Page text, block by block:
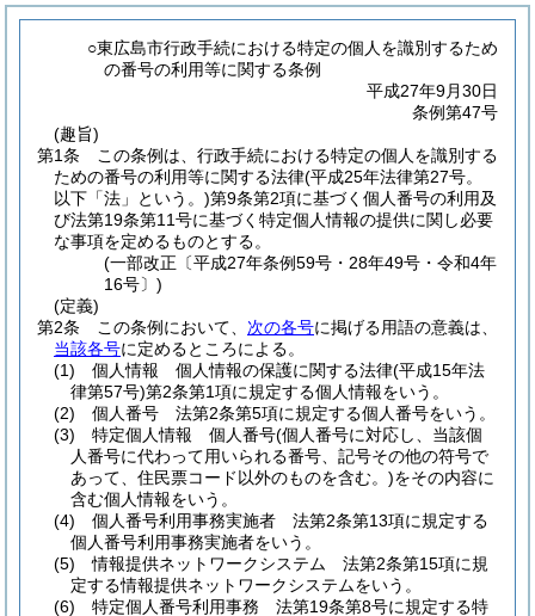
○東広島市行政手続における特定の個人を識別するため
の番号の利用等に関する条例
平成27年9月30日
条例第47号
(趣旨)
第1条
この条例は、行政手続における特定の個人を識別する
ための番号の利用等に関する法律(平成25年法律第27号。
以下「法」という。)第9条第2項に基づく個人番号の利用及
び法第19条第11号に基づく特定個人情報の提供に関し必要
な事項を定めるものとする。
(一部改正〔平成27年条例59号・28年49号・令和4年
16号〕)
(定義)
第2条
この条例において、 次の各号に掲げる用語の意義は、
当該各号に定めるところによる。
(1)
個人情報 個人情報の保護に関する法律(平成15年法
律第57号)第2条第1項に規定する個人情報をいう。
(2)
個人番号 法第2条第5項に規定する個人番号をいう。
(3)
特定個人情報 個人番号(個人番号に対応し、当該個
人番号に代わって用いられる番号、記号その他の符号で
あって、住民票コード以外のものを含む。)をその内容に
含む個人情報をいう。
(4)
個人番号利用事務実施者 法第2条第13項に規定する
個人番号利用事務実施者をいう。
(5)
情報提供ネットワークシステム 法第2条第15項に規
定する情報提供ネットワークシステムをいう。
(6)
特定個人番号利用事務 法第19条第8号に規定する特